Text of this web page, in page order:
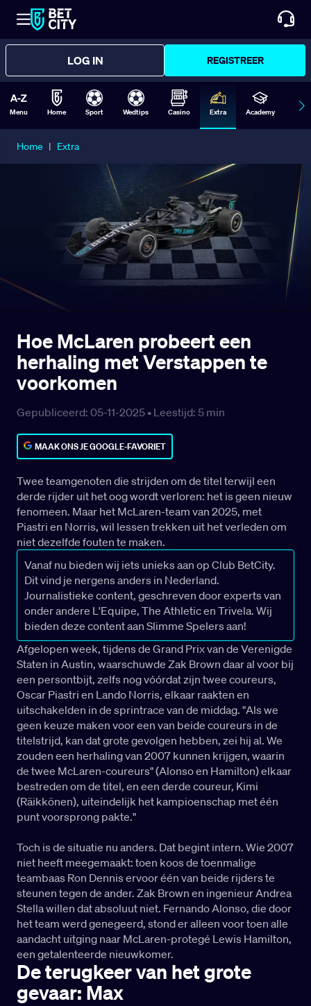
LOG IN REGISTREER
Menu Home Sport Wedtips Casino Extra Academy
Home | Extra
Hoe McLaren probeert een
herhaling met Verstappen te
voorkomen
Gepubliceerd: 05-11-2025 • Leestijd: 5 min
MAAK ONS JE GOOGLE-FAVORIET
Twee teamgenoten die strijden om de titel terwijl een
derde rijder uit het oog wordt verloren: het is geen nieuw
fenomeen. Maar het McLaren-team van 2025, met
Piastri en Norris, wil lessen trekken uit het verleden om
niet dezelfde fouten te maken.
Vanaf nu bieden wij iets unieks aan op Club BetCity.
Dit vind je nergens anders in Nederland.
Journalistieke content, geschreven door experts van
onder andere L'Equipe, The Athletic en Trivela. Wij
bieden deze content aan Slimme Spelers aan!
Afgelopen week, tijdens de Grand Prix van de Verenigde
Staten in Austin, waarschuwde Zak Brown daar al voor bij
een persontbijt, zelfs nog vóórdat zijn twee coureurs,
Oscar Piastri en Lando Norris, elkaar raakten en
uitschakelden in de sprintrace van de middag. "Als we
geen keuze maken voor een van beide coureurs in de
titelstrijd, kan dat grote gevolgen hebben, zei hij al. We
zouden een herhaling van 2007 kunnen krijgen, waarin
de twee McLaren-coureurs" (Alonso en Hamilton) elkaar
bestreden om de titel, en een derde coureur, Kimi
(Räikkönen), uiteindelijk het kampioenschap met één
punt voorsprong pakte."
Toch is de situatie nu anders. Dat begint intern. Wie 2007
niet heeft meegemaakt: toen koos de toenmalige
teambaas Ron Dennis ervoor één van beide rijders te
steunen tegen de ander. Zak Brown en ingenieur Andrea
Stella willen dat absoluut niet. Fernando Alonso, die door
het team werd genegeerd, stond er alleen voor toen alle
aandacht uitging naar McLaren-protegé Lewis Hamilton,
een getalenteerde nieuwkomer.
De terugkeer van het grote
gevaar: Max